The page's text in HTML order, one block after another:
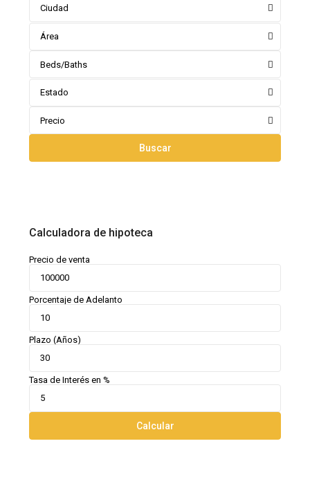
Ciudad
Área
Beds/Baths
Estado
Precio
Buscar
Calculadora de hipoteca
Precio de venta
Porcentaje de Adelanto
Plazo (Años)
Tasa de Interés en %
Calcular